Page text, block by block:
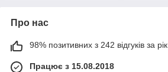
Про нас
98% позитивних з 242 відгуків за рік
Працює з 15.08.2018